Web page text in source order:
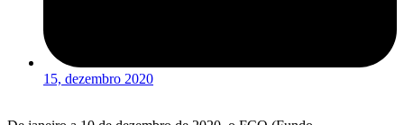
15, dezembro 2020